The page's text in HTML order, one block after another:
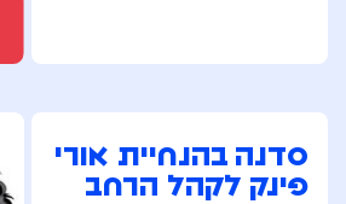
סדנה בהנחיית אורי
פינק לקהל הרחב